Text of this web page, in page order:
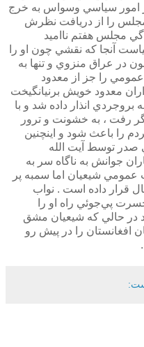
امور سياسي وسواس به خرج
را از دريافت نظرش
مجلس هفتم نااميد
آنجا كه نقشي چون او را
در عراق منزوي و تنها به
را جز از معدود
معدود خويش برنيانگيخت
انذار داده شد و با
رفت ، به خشونت و ترور
را باعث شود و اينچنين
صدر توسط آيت الله
جوانش به ناگاه سر به
شيعيان اما سمبه پر
قرار داده است . نواب
پي‌جوئي راه او را
در حالي كه شيعيان مشق
افغانستان را در پيش رو